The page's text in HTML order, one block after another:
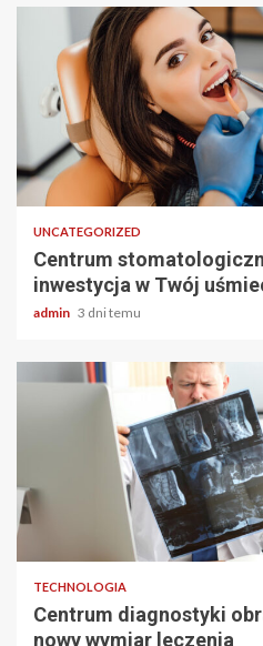
2 min odczytu
UNCATEGORIZED
Centrum
inwestycja w Twój
admin 3 dni temu
TECHNOLOGIA
Centrum diagnostyki
nowy wymiar leczenia